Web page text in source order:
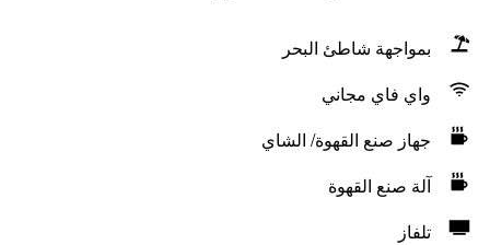
بمواجهة شاطئ البحر
واي فاي مجاني
جهاز صنع القهوة/ الشاي
آلة صنع القهوة
تلفاز